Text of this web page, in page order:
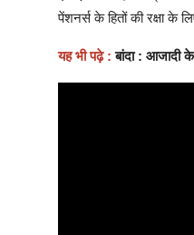
पेंशनर्स के हितों की रक्षा के
यह भी पढ़े : बांदा : आजादी